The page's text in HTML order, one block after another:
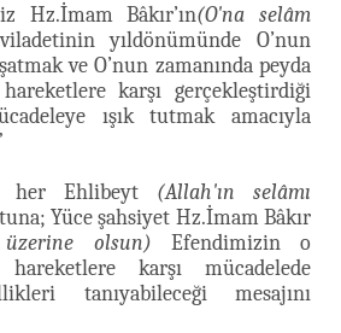
Hz.İmam Bâkır’ın(O'na selâm
yıldönümünde O’nun
ve O’nun zamanında peyda
karşı gerçekleştirdiği
ışık tutmak amacıyla
her Ehlibeyt (Allah'ın selâmı
Yüce şahsiyet Hz.İmam Bâkır
olsun) Efendimizin o
karşı mücadelede
tanıyabileceği mesajını